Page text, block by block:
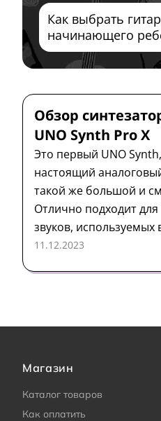
Обзор
UNO Synth Pro X
Это первый UNO
настоящий
такой же большой и
Отлично подходит
звуков,
электронной музыки,
создания собственных.
11.12.2023
Как выбрать
начинающего
Магазин
Каталог товаров
Как оплатить